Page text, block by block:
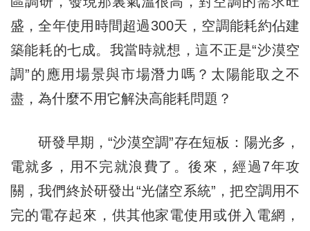
盛，全年使用時間超過300天，空調能耗約佔建
築能耗的七成。我當時就想，這不正是“沙漠空
調”的應用場景與市場潛力嗎？太陽能取之不
盡，為什麼不用它解決高能耗問題？
研發早期，“沙漠空調”存在短板：陽光多，
電就多，用不完就浪費了。後來，經過7年攻
關，我們終於研發出“光儲空系統”，把空調用不
完的電存起來，供其他家電使用或併入電網，